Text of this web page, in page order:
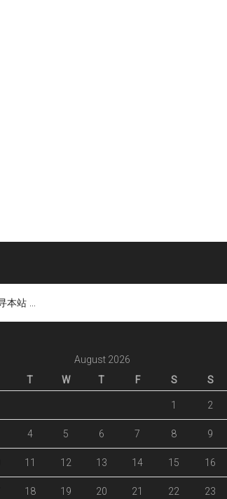
August 2026
T W T F S S
1 2
4 5 6 7 8 9
11 12 13 14 15 16
18 19 20 21 22 23